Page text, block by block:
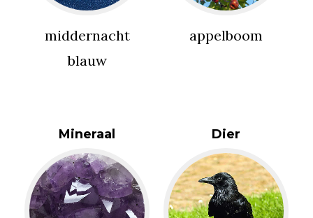
middernacht
blauw
appelboom
Mineraal Dier